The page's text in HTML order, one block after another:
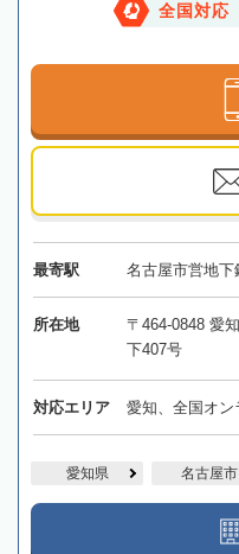
全国対応
最寄駅 名古屋市営地下
所在地
〒464-0848 愛
下407号
対応エリア 愛知、全国オン
愛知県 名古屋市